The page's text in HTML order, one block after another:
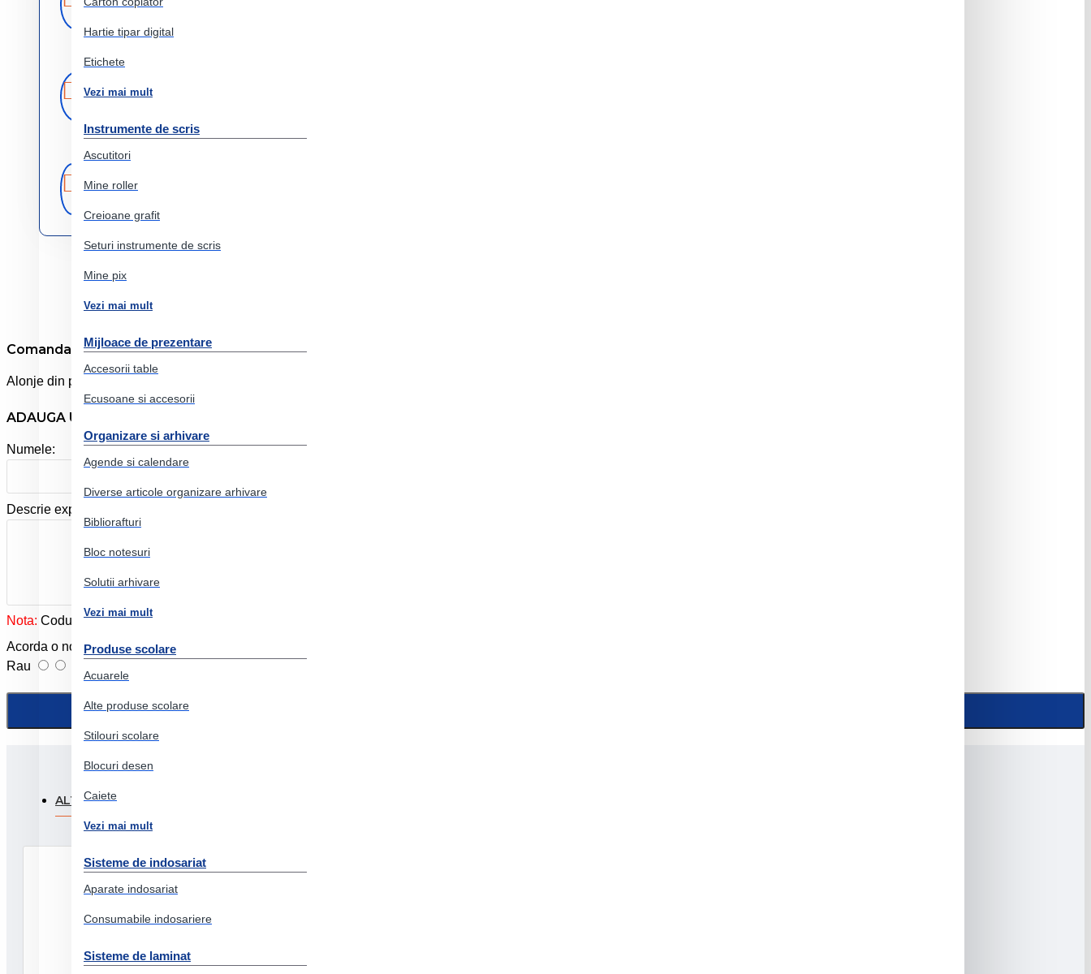
Hartie tipar digital
Etichete
Vezi mai mult
Instrumente de scris
Ascutitori
Mine roller
Creioane grafit
Seturi instrumente de scris
Mine pix
Vezi mai mult
Mijloace de prezentare
Accesorii table
Ecusoane si accesorii
Organizare si arhivare
Agende si calendare
Diverse articole organizare arhivare
Bibliorafturi
Bloc notesuri
Solutii arhivare
Vezi mai mult
Produse scolare
Acuarele
Alte produse scolare
Stilouri scolare
Blocuri desen
Caiete
Vezi mai mult
Sisteme de indosariat
Aparate indosariat
Consumabile indosariere
Sisteme de laminat
rapida
produs in 14 zile
originale
Comanda online Alonje indosariere plastic albastre 100/set esselte
Alonje din plastic utilizate pentru arhivarea documentelor. Sistematizarea se poate face dupa codul culorilor.
ADAUGA UN REVIEW
Numele:
Descrie experienta ta cu produsul:
Nota: Codul HTML este citit ca şi text!
Acorda o nota produslui:
Rau
ALTI CLIENTI AU FOST INTERESATI SI DE: